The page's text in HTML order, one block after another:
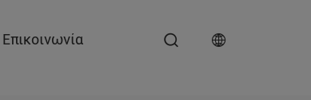
Επικοινωνία